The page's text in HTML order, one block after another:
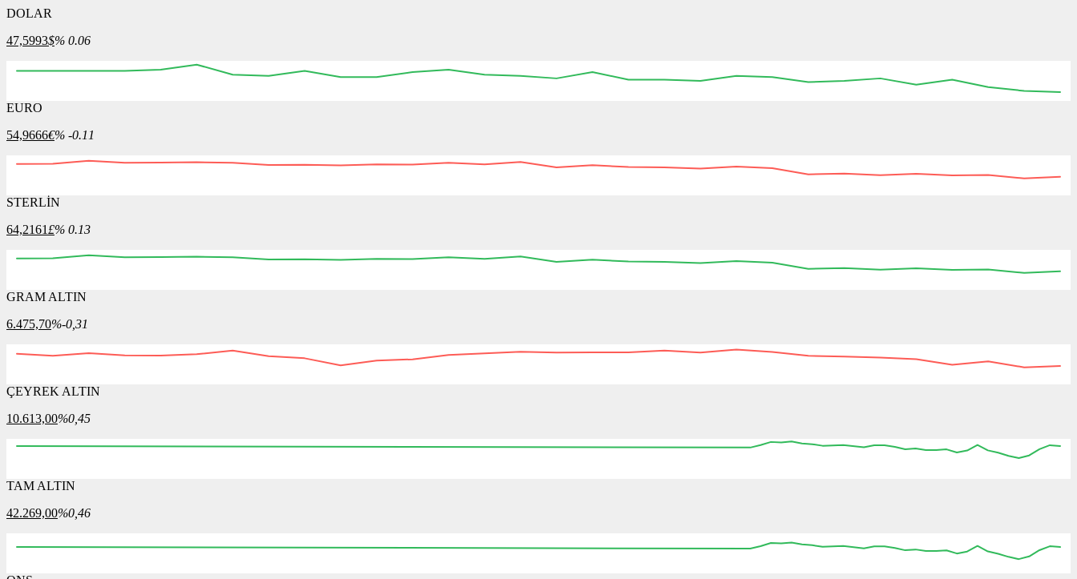
DOLAR
47,5993$% 0.06
EURO
54,9666€% -0.11
STERLİN
64,2161£% 0.13
GRAM ALTIN
6.475,70%-0,31
ÇEYREK ALTIN
10.613,00%0,45
TAM ALTIN
42.269,00%0,46